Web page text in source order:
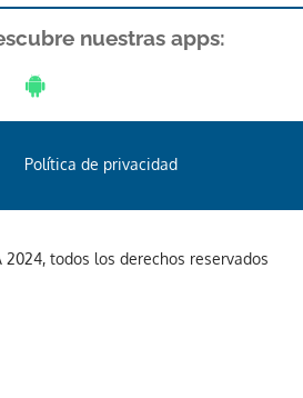
nuestras apps:
Política de privacidad
todos los derechos reservados